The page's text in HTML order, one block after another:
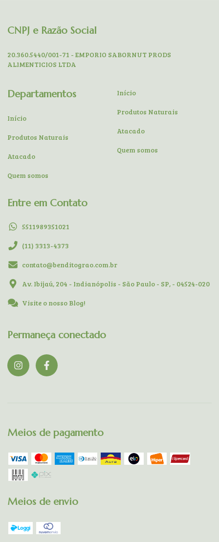
CNPJ e Razão Social
20.360.5440/001-71 - EMPORIO SABORNUT PRODS
ALIMENTICIOS LTDA
Departamentos
Início
Produtos Naturais
Atacado
Quem somos
Início
Produtos Naturais
Atacado
Quem somos
Entre em Contato
5511989351021
(11) 3313-4373
contato@benditograo.com.br
Av. Ibijaú, 204 - Indianópolis - São Paulo - SP, - 04524-020
Visite o nosso Blog!
Permaneça conectado
Meios de pagamento
Meios de envio